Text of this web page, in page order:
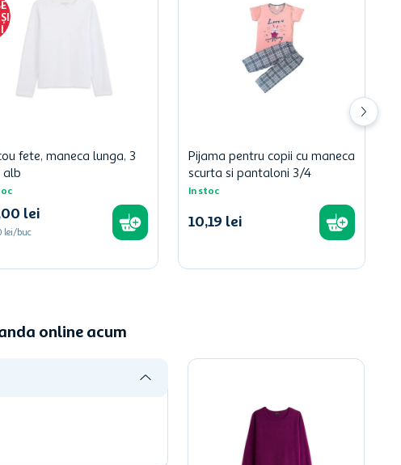
fete, maneca lunga, 3
alb
00 lei
lei/buc
Pijama pentru copii cu maneca
scurta si pantaloni 3/4
In stoc
10,19 lei
online acum